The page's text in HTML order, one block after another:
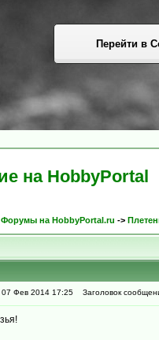
Перейти в
на HobbyPortal
Форумы на HobbyPortal.ru ->
07 Фев 2014 17:25 Заголовок